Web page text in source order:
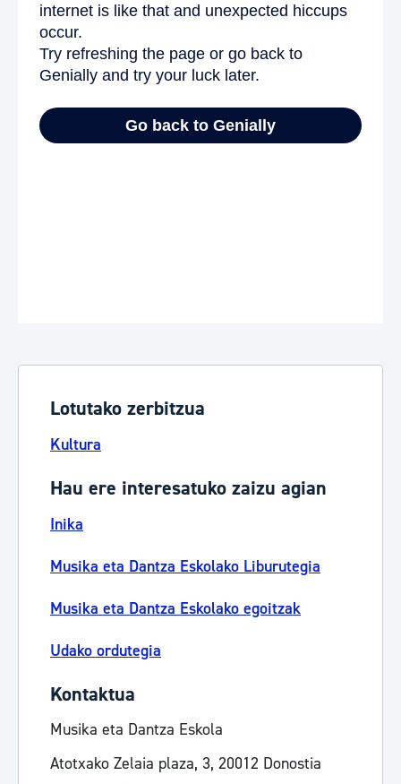
Lotutako zerbitzua
Kultura
Hau ere interesatuko zaizu agian
Inika
Musika eta Dantza Eskolako Liburutegia
Musika eta Dantza Eskolako egoitzak
Udako ordutegia
Kontaktua
Musika eta Dantza Eskola
Atotxako Zelaia plaza, 3, 20012 Donostia